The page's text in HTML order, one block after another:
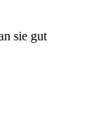
sie gut